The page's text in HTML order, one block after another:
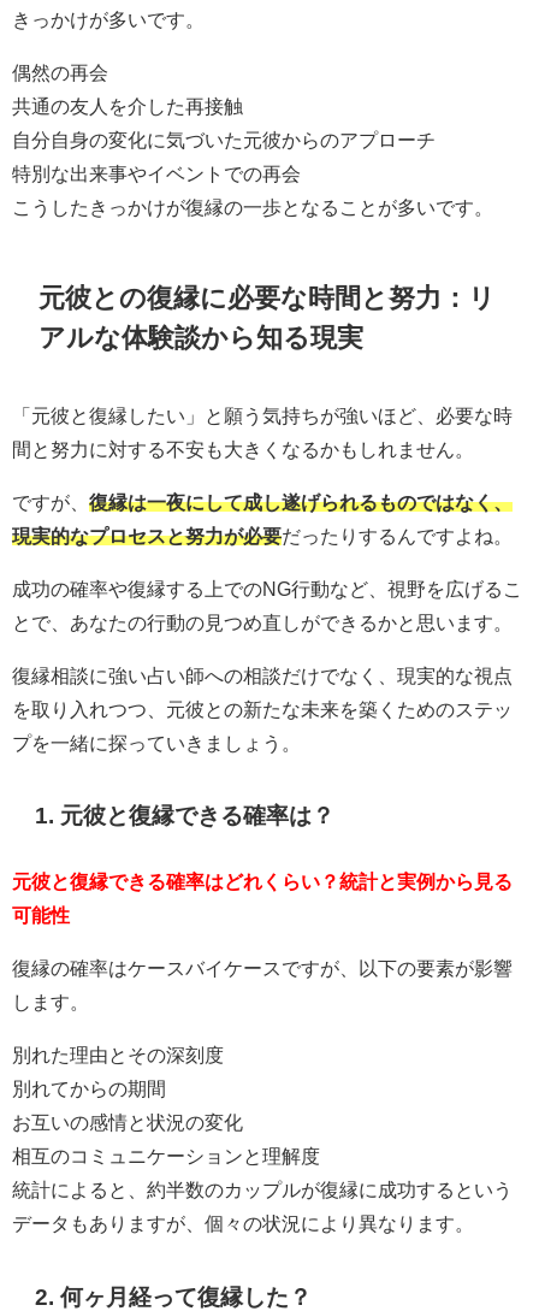
きっかけが多いです。
偶然の再会
共通の友人を介した再接触
自分自身の変化に気づいた元彼からのアプローチ
特別な出来事やイベントでの再会
こうしたきっかけが復縁の一歩となることが多いです。
元彼との復縁に必要な時間と努力：リ
アルな体験談から知る現実
「元彼と復縁したい」と願う気持ちが強いほど、必要な時
間と努力に対する不安も大きくなるかもしれません。
ですが、 復縁は一夜にして成し遂げられるものではなく、
現実的なプロセスと努力が必要だったりするんですよね。
成功の確率や復縁する上でのNG行動など、視野を広げるこ
とで、あなたの行動の見つめ直しができるかと思います。
復縁相談に強い占い師への相談だけでなく、現実的な視点
を取り入れつつ、元彼との新たな未来を築くためのステッ
プを一緒に探っていきましょう。
1. 元彼と復縁できる確率は？
元彼と復縁できる確率はどれくらい？統計と実例から見る
可能性
復縁の確率はケースバイケースですが、以下の要素が影響
します。
別れた理由とその深刻度
別れてからの期間
お互いの感情と状況の変化
相互のコミュニケーションと理解度
統計によると、約半数のカップルが復縁に成功するという
データもありますが、個々の状況により異なります。
2. 何ヶ月経って復縁した？